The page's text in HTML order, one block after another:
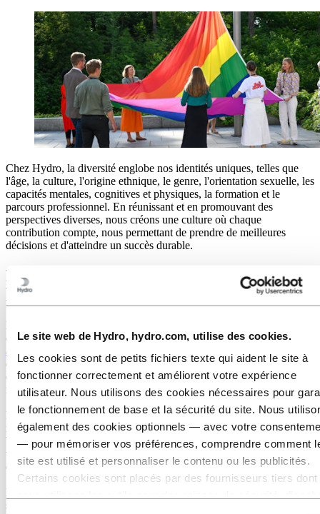
Le site web de Hydro, hydro.com, utilise des cookies.
Les cookies sont de petits fichiers texte qui aident le site à
fonctionner correctement et améliorent votre expérience
utilisateur. Nous utilisons des cookies nécessaires pour
le fonctionnement de base et la sécurité du site. Nous
également des cookies optionnels — avec votre
— pour mémoriser vos préférences, comprendre comment
site est utilisé et personnaliser le contenu ou les publicités.
Certains cookies sont placés par des fournisseurs tiers dont
Chez Hydro, la diversité englobe nos identités uniques, telles que
l'âge, la culture, l'origine ethnique, le genre, l'orientation sexuelle, les
capacités mentales, cognitives et physiques, la formation et le
parcours professionnel. En réunissant et en promouvant des
perspectives diverses, nous créons une culture où chaque
contribution compte, nous permettant de prendre de meilleures
décisions et d'atteindre un succès durable.
Pourquoi la diversité, l’inclusion et
l’appartenance ?
L'approche d'Hydro en matière de diversité, d'inclusion et
d'appartenance (DIB) est profondément ancrée dans nos valeurs d'
attention, de courage et de collaboration
et à l'impact que chaque individu peut avoir sur la réussite de notre
entreprise. Notre objectif est de faire d'Hydro un lieu où les
meilleurs talents souhaitent travailler et où chacun choisit de rester.
Le marché des talents se resserre dans nos régions clés. Pour réussir
notre stratégie ambitieuse, nous devons accéder aux esprits les plus
brillants, quelle que soit leur origine, car limiter notre vivier de
talents entraverait nos efforts pour rester compétitifs dans une
économie mondialisée.
Nous nous engageons à prendre des décisions d'embauche basées
sur les qualifications et les besoins de l'entreprise. Nous sommes